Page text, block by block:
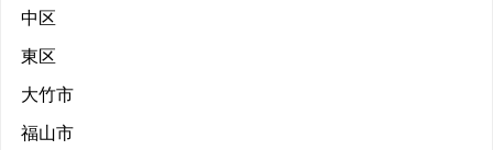
中区
東区
大竹市
福山市